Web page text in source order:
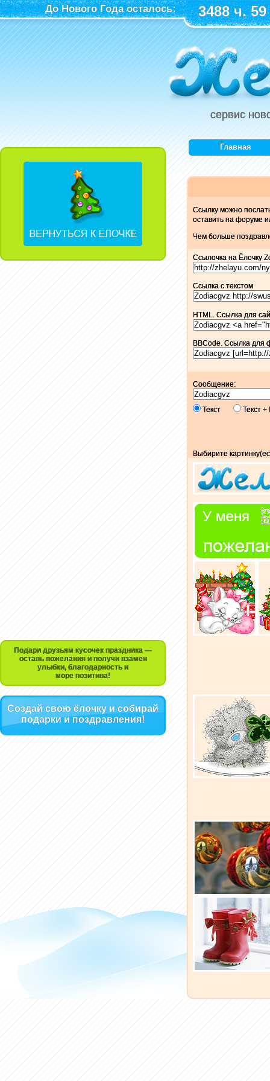
До Нового Года осталось: 3488 ч.
сервис
Подари друзьям кусочек праздника —
оставь пожелания и получи взамен
улыбки, благодарность и
море позитива!
Создай свою ёлочку и собирай
подарки и поздравления!
Главная
Ссылку можно
оставить на форуме
Чем больше
Ссылочка на Ёлочку
Ссылка c текстом
HTML. Ссылка для
BBCode. Ссылка для
Сообщение:
Текст Текст
Выбирите